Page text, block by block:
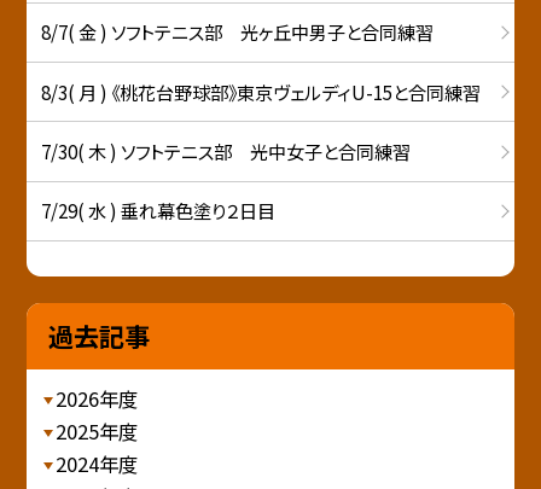
8/7( 金 ) ソフトテニス部 光ヶ丘中男子と合同練習
8/3( 月 ) 《桃花台野球部》東京ヴェルディU-15と合同練習
7/30( 木 ) ソフトテニス部 光中女子と合同練習
7/29( 水 ) 垂れ幕色塗り２日目
過去記事
2026年度
2025年度
2024年度